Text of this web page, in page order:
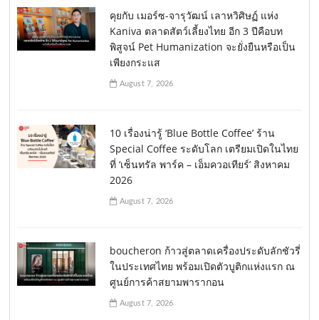
คุยกับ เมอร์ซ-จารุวัฒน์ เลาหวิศิษฏ์ แห่ง
Kaniva ตลาดสัตว์เลี้ยงไทย อีก 3 ปีคือบท
พิสูจน์ Pet Humanization จะยั่งยืนหรือเป็น
เพียงกระแส
August 7, 2026
10 เรื่องน่ารู้ ‘Blue Bottle Coffee’ ร้าน
Special Coffee ระดับโลก เตรียมเปิดในไทย
ที่ ‘เซ็นทรัล พาร์ค – เอ็มควอเทียร์’ สิงหาคม
2026
August 7, 2026
boucheron ก้าวสู่ตลาดเครื่องประดับลักชัวรี่
ในประเทศไทย พร้อมเปิดตัวบูติกแห่งแรก ณ
ศูนย์การค้าสยามพารากอน
August 7, 2026